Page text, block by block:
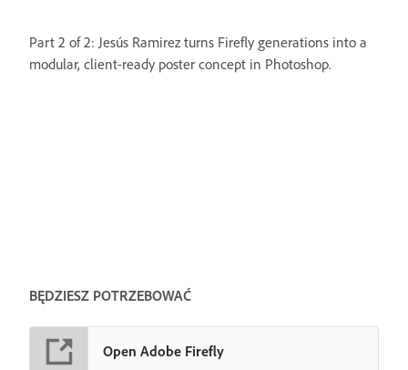
Part 2 of 2: Jesús Ramirez turns Firefly generations into a
modular, client-ready poster concept in Photoshop.
BĘDZIESZ POTRZEBOWAĆ
Open Adobe Firefly